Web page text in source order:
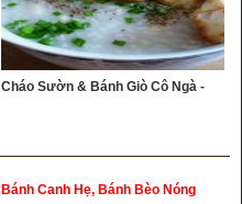
Cháo Sườn & Bánh Giò Cô Ngà -
Bánh Canh Hẹ, Bánh Bèo Nóng